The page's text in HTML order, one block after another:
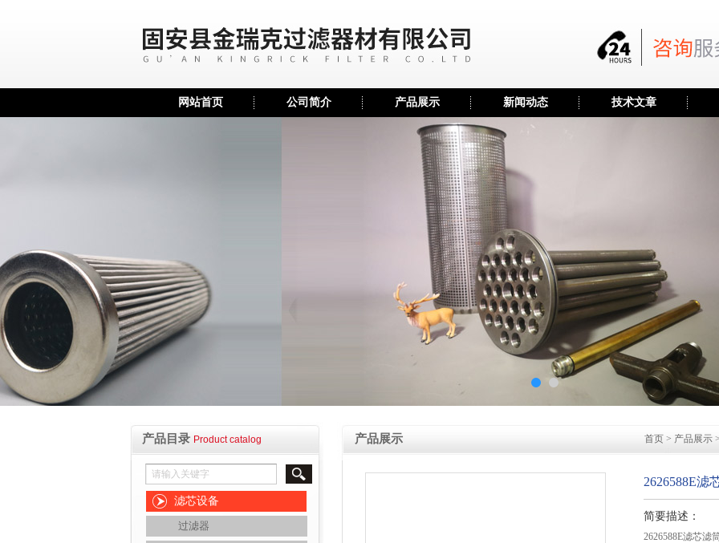
网站首页 公司简介 产品展示 新闻动态 技术文章
产品目录 Product catalog
滤芯设备
过滤器
产品展示 首页 > 产品展示
2626588E滤
简要描述：
2626588E滤芯滤